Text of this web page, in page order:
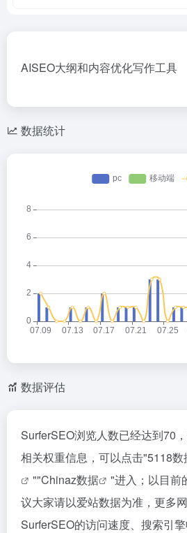
AISEO大纲和内容优化写作工具
数据统计
数据评估
SurferSEO浏览人数已经达到70
相关权重信息，可以点击"5118数
""Chinaz数据
"进入；以目前
议大家请以爱站数据为准，更多
SurferSEO的访问速度、搜索引